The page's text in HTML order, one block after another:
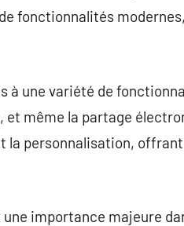
fonctionnalités modernes,
à une variété de
même la partage
la personnalisation,
importance majeure